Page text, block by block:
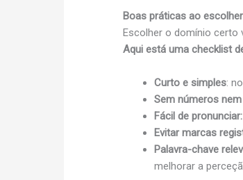
Boas práticas ao
Escolher o domínio certo
Aqui está uma checklist
Curto e simples:
Sem números
Fácil de pronunciar:
Evitar marcas
Palavra-chave
melhorar a